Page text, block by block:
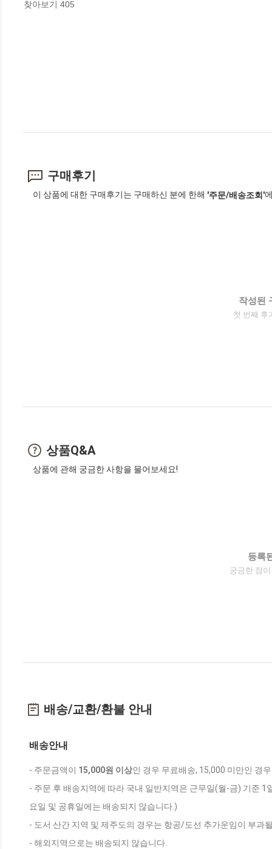
찾아보기 405
구매후기
이 상품에 대한 구매후기는 구매하신 분에 한해 '주문/배송조회'
작성된
첫 번째 후
상품Q&A
상품에 관해 궁금한 사항을 물어보세요!
등록
궁금한 점
배송/교환/환불 안내
배송안내
- 주문금액이 15,000원 이상인 경우 무료배송, 15,000 미만인 경
- 주문 후 배송지역에 따라 국내 일반지역은 근무일(월-금) 기준
요일 및 공휴일에는 배송되지 않습니다.)
- 도서 산간 지역 및 제주도의 경우는 항공/도선 추가운임이 부과
- 해외지역으로는 배송되지 않습니다.